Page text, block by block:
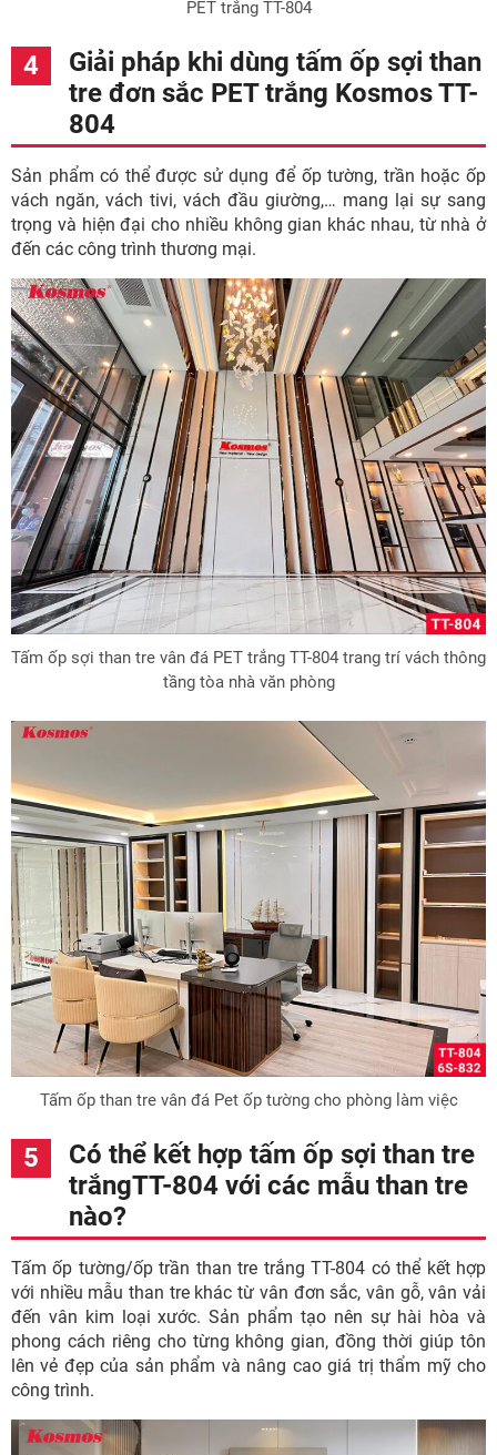
PET trắng TT-804
Giải pháp khi dùng tấm ốp sợi than
tre đơn sắc PET trắng Kosmos TT-
804
Sản phẩm có thể được sử dụng để ốp tường, trần hoặc ốp
vách ngăn, vách tivi, vách đầu giường,… mang lại sự sang
trọng và hiện đại cho nhiều không gian khác nhau, từ nhà ở
đến các công trình thương mại.
Tấm ốp sợi than tre vân đá PET trắng TT-804 trang trí vách thông
tầng tòa nhà văn phòng
Tấm ốp than tre vân đá Pet ốp tường cho phòng làm việc
Có thể kết hợp tấm ốp sợi than tre
trắngTT-804 với các mẫu than tre
nào?
Tấm ốp tường/ốp trần than tre trắng TT-804 có thể kết hợp
với nhiều mẫu than tre khác từ vân đơn sắc, vân gỗ, vân vải
đến vân kim loại xước. Sản phẩm tạo nên sự hài hòa và
phong cách riêng cho từng không gian, đồng thời giúp tôn
lên vẻ đẹp của sản phẩm và nâng cao giá trị thẩm mỹ cho
công trình.